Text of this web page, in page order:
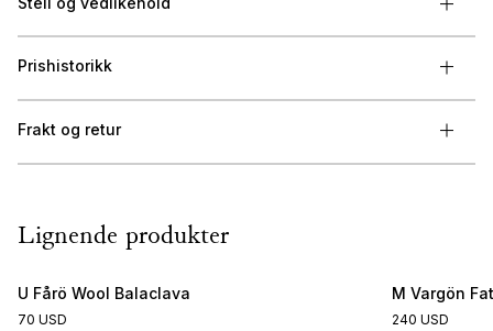
Prishistorikk
Frakt og retur
Lignende produkter
U Fårö Wool Balaclava
70 USD
M Vargön
240 USD